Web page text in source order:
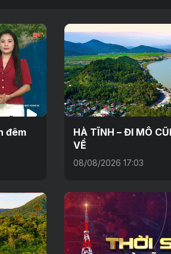
đêm
HÀ TĨNH – ĐI MÔ
VỀ
08/08/2026 17:03